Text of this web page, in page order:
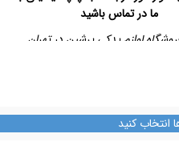
ما در تماس باشید
لوازم یدکی پرشین در تهران
09128884461
انتخاب کنید